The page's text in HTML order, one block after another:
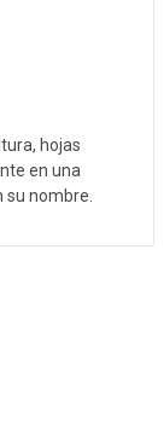
hojas
en una
su nombre.